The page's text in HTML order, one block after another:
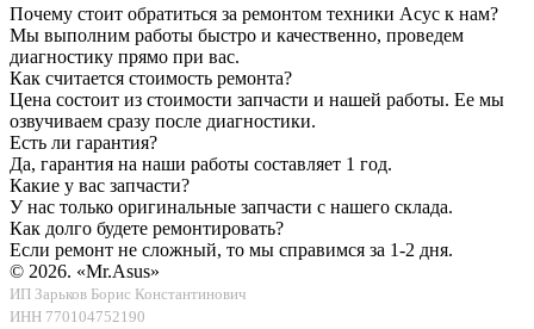
Почему стоит обратиться за ремонтом техники Асус к нам?
Мы выполним работы быстро и качественно, проведем
диагностику прямо при вас.
Как считается стоимость ремонта?
Цена состоит из стоимости запчасти и нашей работы. Ее мы
озвучиваем сразу после диагностики.
Есть ли гарантия?
Да, гарантия на наши работы составляет 1 год.
Какие у вас запчасти?
У нас только оригинальные запчасти с нашего склада.
Как долго будете ремонтировать?
Если ремонт не сложный, то мы справимся за 1-2 дня.
© 2026. «Mr.Asus»
ИП Зарьков Борис Константинович
ИНН 770104752190